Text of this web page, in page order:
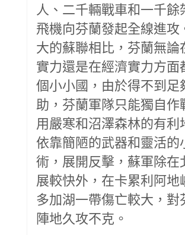
人、二千輛戰車和一千餘
飛機向芬蘭發起全線進攻
大的蘇聯相比，芬蘭無論
實力還是在經濟實力方面
個小小國，由於得不到足
助，芬蘭軍隊只能獨自作
用嚴寒和沼澤森林的有利
依靠簡陋的武器和靈活的
術，展開反擊，蘇軍除在
展較快外，在卡累利阿地
多加湖一帶傷亡較大，對
陣地久攻不克。